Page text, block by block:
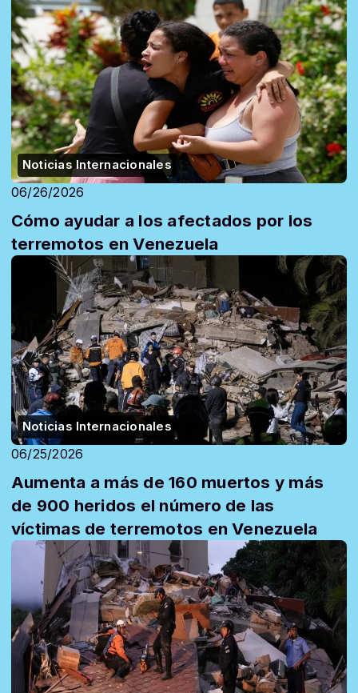
Noticias Internacionales
06/26/2026
Cómo ayudar a los afectados por los
terremotos en Venezuela
Noticias Internacionales
06/25/2026
Aumenta a más de 160 muertos y más
de 900 heridos el número de las
víctimas de terremotos en Venezuela